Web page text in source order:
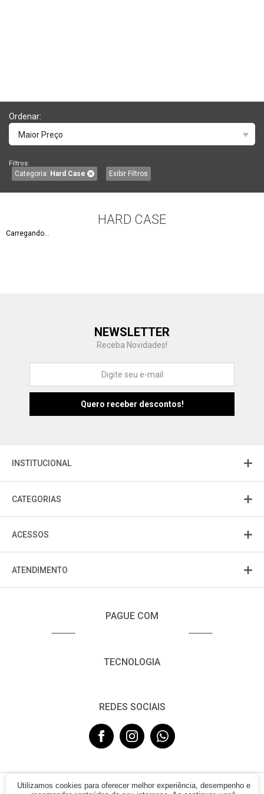
Ordenar:
Maior Preço
Filtros:
Categoria: Hard Case Exibir Filtros
HARD CASE
Carregando...
NEWSLETTER
Receba Novidades!
INSTITUCIONAL
CATEGORIAS
ACESSOS
ATENDIMENTO
PAGUE COM
TECNOLOGIA
REDES SOCIAIS
Fu Fujisom
Utilizamos cookies para oferecer melhor experiência, desempenho e